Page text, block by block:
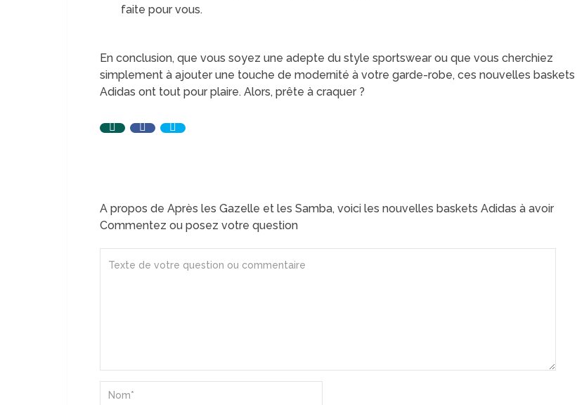
faite pour vous.
En conclusion, que vous soyez une adepte du style sportswear ou que vous cherchiez
simplement à ajouter une touche de modernité à votre garde-robe, ces nouvelles baskets
Adidas ont tout pour plaire. Alors, prête à craquer ?
A propos de Après les Gazelle et les Samba, voici les nouvelles baskets Adidas à avoir
Commentez ou posez votre question